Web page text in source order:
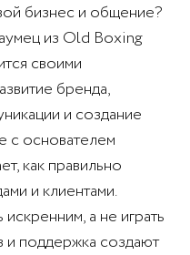
бизнес и общение?
из Old Boxing
своими
бренда,
и создание
с основателем
как правильно
и клиентами.
а не играть
и поддержка создают